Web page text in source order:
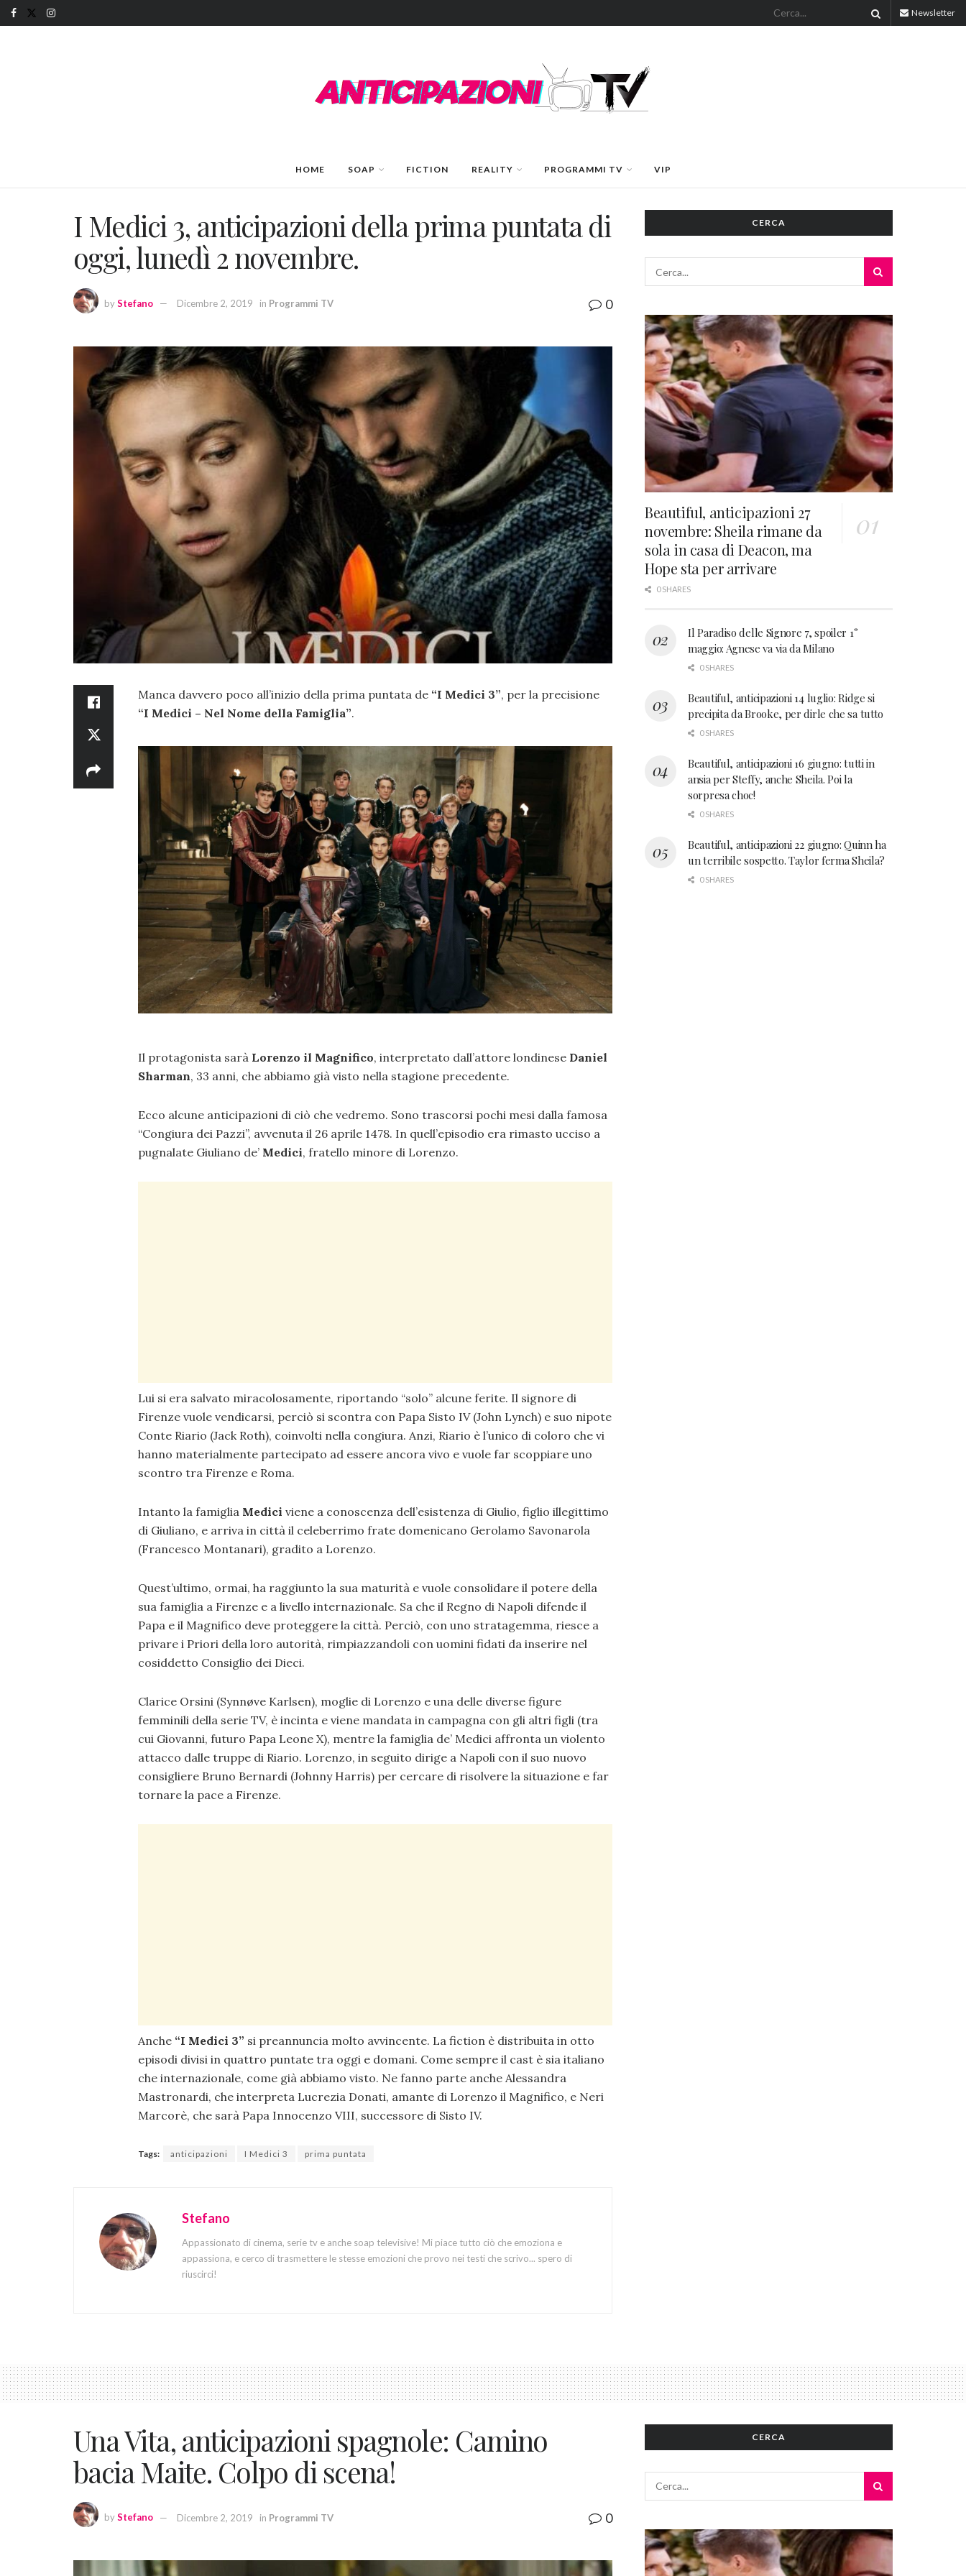
Newsletter
HOME SOAP FICTION REALITY PROGRAMMI TV VIP
I Medici 3, anticipazioni della prima puntata di
oggi, lunedì 2 novembre.
byStefano Dicembre 2, 2019 in Programmi TV 0
Manca davvero poco all’inizio della prima puntata de “I Medici 3”, per la precisione
“I Medici – Nel Nome della Famiglia”.
Il protagonista sarà Lorenzo il Magnifico, interpretato dall’attore londinese Daniel
Sharman, 33 anni, che abbiamo già visto nella stagione precedente.
Ecco alcune anticipazioni di ciò che vedremo. Sono trascorsi pochi mesi dalla famosa
“Congiura dei Pazzi”, avvenuta il 26 aprile 1478. In quell’episodio era rimasto ucciso a
pugnalate Giuliano de’ Medici, fratello minore di Lorenzo.
Lui si era salvato miracolosamente, riportando “solo” alcune ferite. Il signore di
Firenze vuole vendicarsi, perciò si scontra con Papa Sisto IV (John Lynch) e suo nipote
Conte Riario (Jack Roth), coinvolti nella congiura. Anzi, Riario è l’unico di coloro che vi
hanno materialmente partecipato ad essere ancora vivo e vuole far scoppiare uno
scontro tra Firenze e Roma.
Intanto la famiglia Medici viene a conoscenza dell’esistenza di Giulio, figlio illegittimo
di Giuliano, e arriva in città il celeberrimo frate domenicano Gerolamo Savonarola
(Francesco Montanari), gradito a Lorenzo.
Quest’ultimo, ormai, ha raggiunto la sua maturità e vuole consolidare il potere della
sua famiglia a Firenze e a livello internazionale. Sa che il Regno di Napoli difende il
Papa e il Magnifico deve proteggere la città. Perciò, con uno stratagemma, riesce a
privare i Priori della loro autorità, rimpiazzandoli con uomini fidati da inserire nel
cosiddetto Consiglio dei Dieci.
Clarice Orsini (Synnøve Karlsen), moglie di Lorenzo e una delle diverse figure
femminili della serie TV, è incinta e viene mandata in campagna con gli altri figli (tra
cui Giovanni, futuro Papa Leone X), mentre la famiglia de’ Medici affronta un violento
attacco dalle truppe di Riario. Lorenzo, in seguito dirige a Napoli con il suo nuovo
consigliere Bruno Bernardi (Johnny Harris) per cercare di risolvere la situazione e far
tornare la pace a Firenze.
Anche “I Medici 3” si preannuncia molto avvincente. La fiction è distribuita in otto
episodi divisi in quattro puntate tra oggi e domani. Come sempre il cast è sia italiano
che internazionale, come già abbiamo visto. Ne fanno parte anche Alessandra
Mastronardi, che interpreta Lucrezia Donati, amante di Lorenzo il Magnifico, e Neri
Marcorè, che sarà Papa Innocenzo VIII, successore di Sisto IV.
Tags: anticipazioni I Medici 3 prima puntata
Stefano
Appassionato di cinema, serie tv e anche soap televisive! Mi piace tutto ciò che emoziona e
appassiona, e cerco di trasmettere le stesse emozioni che provo nei testi che scrivo... spero di
riuscirci!
CERCA
Beautiful, anticipazioni 27
novembre: Sheila rimane da
sola in casa di Deacon, ma
Hope sta per arrivare
0 SHARES
Il Paradiso delle Signore 7, spoiler 1°
maggio: Agnese va via da Milano
0 SHARES
Beautiful, anticipazioni 14 luglio: Ridge si
precipita da Brooke, per dirle che sa tutto
0 SHARES
Beautiful, anticipazioni 16 giugno: tutti in
ansia per Steffy, anche Sheila. Poi la
sorpresa choc!
0 SHARES
Beautiful, anticipazioni 22 giugno: Quinn ha
un terribile sospetto. Taylor ferma Sheila?
0 SHARES
Una Vita, anticipazioni spagnole: Camino
bacia Maite. Colpo di scena!
byStefano Dicembre 2, 2019 in Programmi TV 0
CERCA